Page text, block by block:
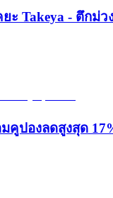
ะ Takeya - ตึกม่
คูปองลดสูงสุด